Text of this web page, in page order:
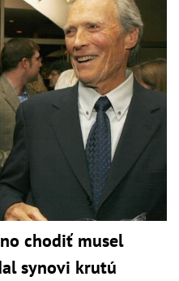
chodiť musel
synovi krutú